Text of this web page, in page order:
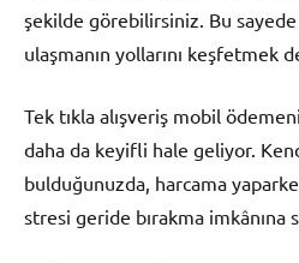
şekilde görebilirsiniz. Bu
ulaşmanın yollarını keşfetmek
Tek tıkla alışveriş mobil
daha da keyifli hale geliyor.
bulduğunuzda, harcama
stresi geride bırakma imkânına